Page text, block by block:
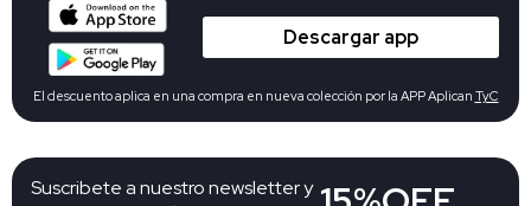
Suscribete a nuestro newsletter y
Descargar app
El descuento aplica en una compra en nueva colección por la APP Aplican TyC